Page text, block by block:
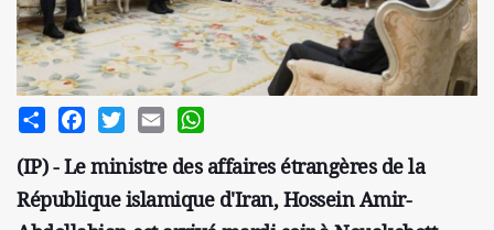
Share FacebookTwitterEmail
(IP) - Le ministre des affaires étrangères de la
République islamique d'Iran, Hossein Amir-